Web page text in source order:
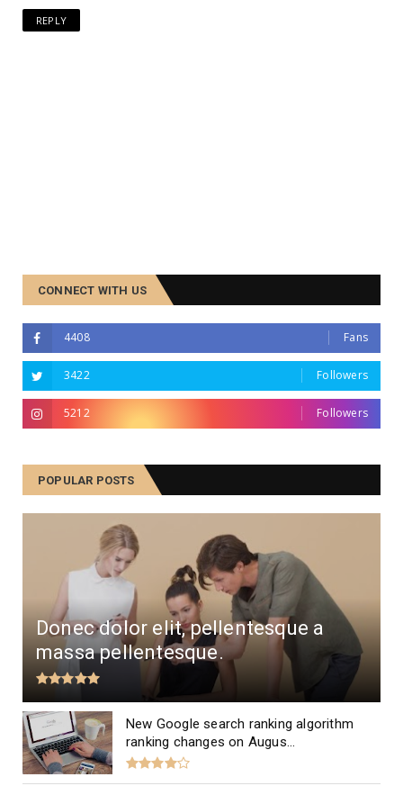
REPLY
CONNECT WITH US
4408 Fans
3422 Followers
5212 Followers
POPULAR POSTS
Donec dolor elit, pellentesque a
massa pellentesque.
New Google search ranking algorithm
ranking changes on Augus...